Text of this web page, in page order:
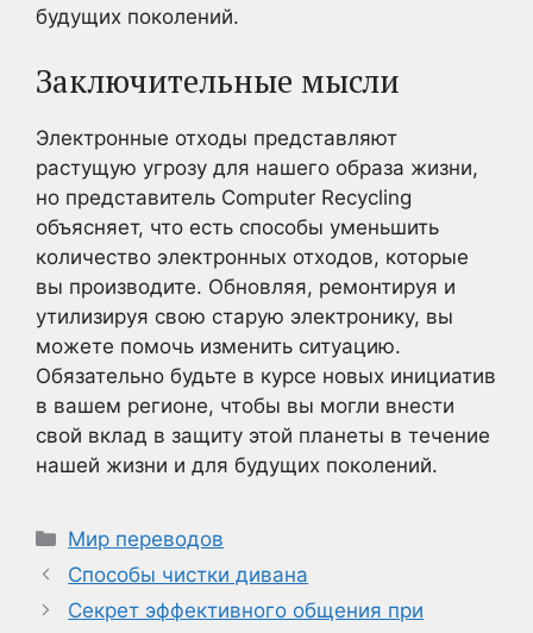
будущих поколений.
Заключительные мысли
Электронные отходы представляют
растущую угрозу для нашего образа жизни,
но представитель Computer Recycling
объясняет, что есть способы уменьшить
количество электронных отходов, которые
вы производите. Обновляя, ремонтируя и
утилизируя свою старую электронику, вы
можете помочь изменить ситуацию.
Обязательно будьте в курсе новых инициатив
в вашем регионе, чтобы вы могли внести
свой вклад в защиту этой планеты в течение
нашей жизни и для будущих поколений.
Рубрики
Мир переводов
Способы чистки дивана
Секрет эффективного общения при